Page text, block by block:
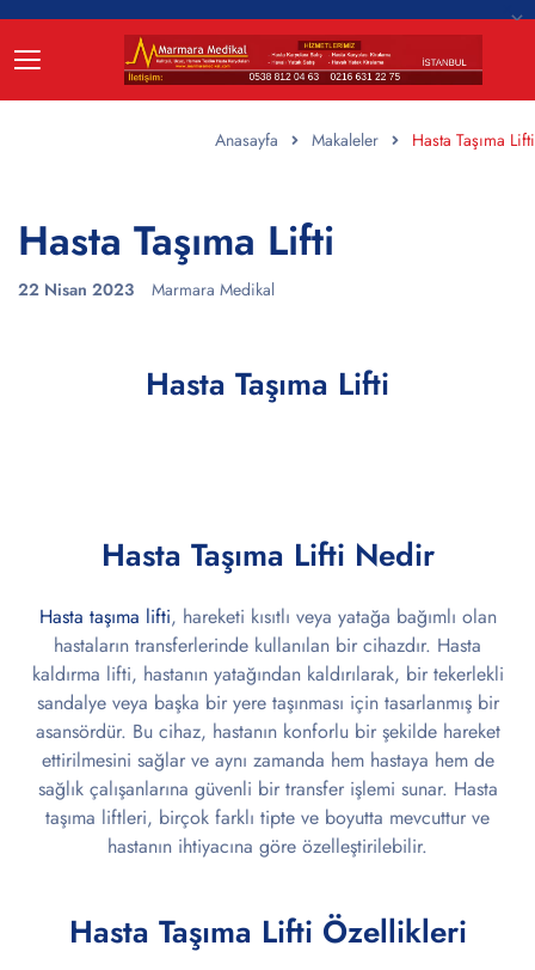
Anasayfa Makaleler Hasta Taşıma Lifti
Hasta Taşıma Lifti
22 Nisan 2023 Marmara Medikal
Hasta Taşıma Lifti
Hasta Taşıma Lifti Nedir
Hasta taşıma lifti, hareketi kısıtlı veya yatağa bağımlı olan
hastaların transferlerinde kullanılan bir cihazdır. Hasta
kaldırma lifti, hastanın yatağından kaldırılarak, bir tekerlekli
sandalye veya başka bir yere taşınması için tasarlanmış bir
asansördür. Bu cihaz, hastanın konforlu bir şekilde hareket
ettirilmesini sağlar ve aynı zamanda hem hastaya hem de
sağlık çalışanlarına güvenli bir transfer işlemi sunar. Hasta
taşıma liftleri, birçok farklı tipte ve boyutta mevcuttur ve
hastanın ihtiyacına göre özelleştirilebilir.
Hasta Taşıma Lifti Özellikleri